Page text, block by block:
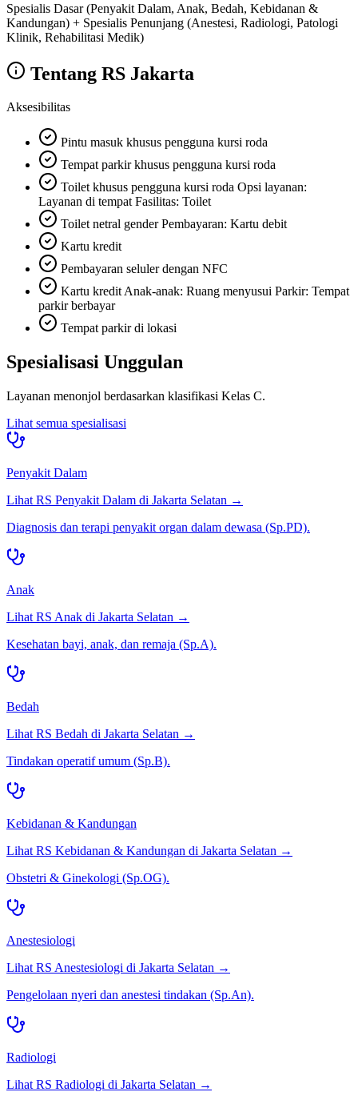
Spesialis Dasar (Penyakit Dalam, Anak, Bedah, Kebidanan &
Kandungan) + Spesialis Penunjang (Anestesi, Radiologi, Patologi
Klinik, Rehabilitasi Medik)
Tentang RS Jakarta
Aksesibilitas
Pintu masuk khusus pengguna kursi roda
Tempat parkir khusus pengguna kursi roda
Toilet khusus pengguna kursi roda Opsi layanan:
Layanan di tempat Fasilitas: Toilet
Toilet netral gender Pembayaran: Kartu debit
Kartu kredit
Pembayaran seluler dengan NFC
Kartu kredit Anak-anak: Ruang menyusui Parkir: Tempat
parkir berbayar
Tempat parkir di lokasi
Spesialisasi Unggulan
Layanan menonjol berdasarkan klasifikasi Kelas C.
Lihat semua spesialisasi
Penyakit Dalam
Lihat RS Penyakit Dalam di Jakarta Selatan →
Diagnosis dan terapi penyakit organ dalam dewasa (Sp.PD).
Anak
Lihat RS Anak di Jakarta Selatan →
Kesehatan bayi, anak, dan remaja (Sp.A).
Bedah
Lihat RS Bedah di Jakarta Selatan →
Tindakan operatif umum (Sp.B).
Kebidanan & Kandungan
Lihat RS Kebidanan & Kandungan di Jakarta Selatan →
Obstetri & Ginekologi (Sp.OG).
Anestesiologi
Lihat RS Anestesiologi di Jakarta Selatan →
Pengelolaan nyeri dan anestesi tindakan (Sp.An).
Radiologi
Lihat RS Radiologi di Jakarta Selatan →